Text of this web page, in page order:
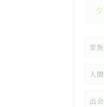
家族
人
出